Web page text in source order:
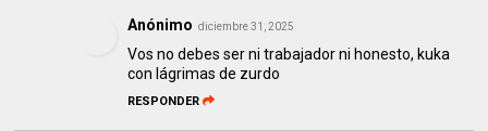
Anónimo diciembre 31, 2025
Vos no debes ser ni trabajador ni honesto, kuka
con lágrimas de zurdo
RESPONDER